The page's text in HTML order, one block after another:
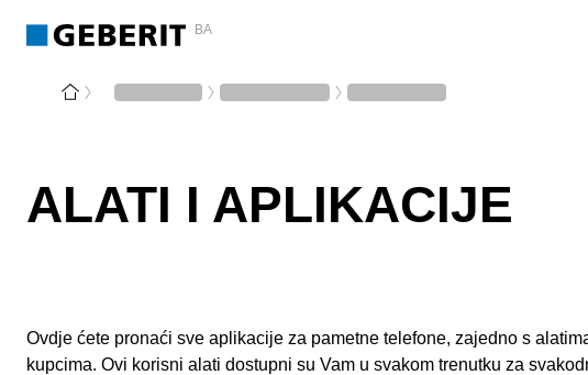
BA
ALATI I APLIKACIJE
Ovdje ćete pronaći sve aplikacije za pametne telefone, zajedno s
kupcima. Ovi korisni alati dostupni su Vam u svakom trenutku za